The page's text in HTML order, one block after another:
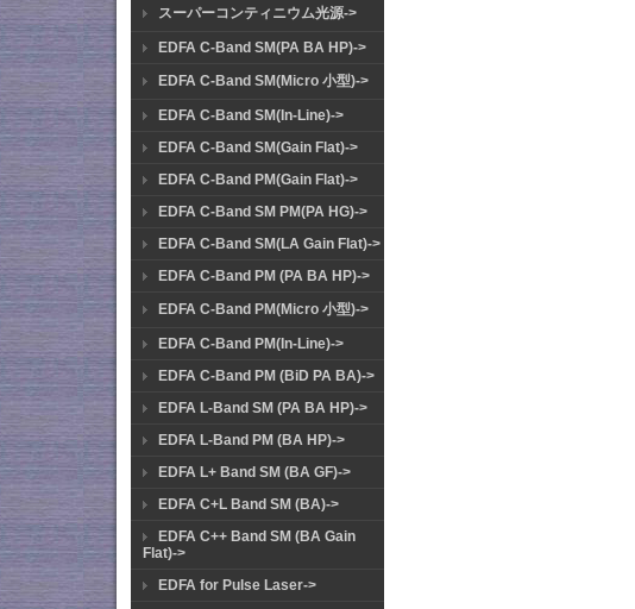
スーパーコンティニウム光源->
EDFA C-Band SM(PA BA HP)->
EDFA C-Band SM(Micro 小型)->
EDFA C-Band SM(In-Line)->
EDFA C-Band SM(Gain Flat)->
EDFA C-Band PM(Gain Flat)->
EDFA C-Band SM PM(PA HG)->
EDFA C-Band SM(LA Gain Flat)->
EDFA C-Band PM (PA BA HP)->
EDFA C-Band PM(Micro 小型)->
EDFA C-Band PM(In-Line)->
EDFA C-Band PM (BiD PA BA)->
EDFA L-Band SM (PA BA HP)->
EDFA L-Band PM (BA HP)->
EDFA L+ Band SM (BA GF)->
EDFA C+L Band SM (BA)->
EDFA C++ Band SM (BA Gain
Flat)->
EDFA for Pulse Laser->